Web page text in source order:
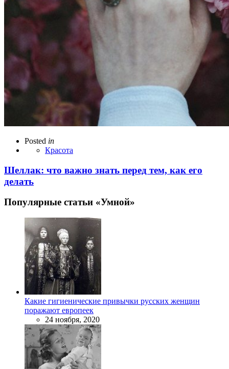
Posted in
Красота
Шеллак: что важно знать перед тем, как его
делать
Популярные статьи «Умной»
Какие гигиенические привычки русских женщин
поражают европеек
24 ноября, 2020